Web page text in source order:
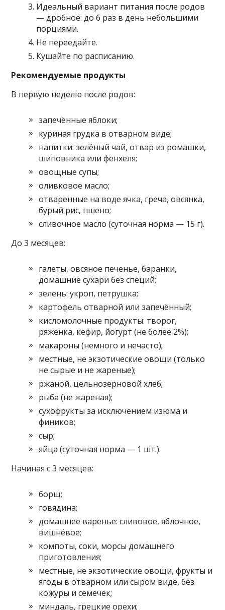
Идеальный вариант питания после родов
— дробное: до 6 раз в день небольшими
порциями.
Не переедайте.
Кушайте по расписанию.
Рекомендуемые продукты
В первую неделю после родов:
запечённые яблоки;
куриная грудка в отварном виде;
напитки: зелёный чай, отвар из ромашки,
шиповника или фенхеля;
овощные супы;
оливковое масло;
отваренные на воде ячка, греча, овсянка,
бурый рис, пшено;
сливочное масло (суточная норма — 15 г).
До 3 месяцев:
галеты, овсяное печенье, баранки,
домашние сухари без специй;
зелень: укроп, петрушка;
картофель отварной или запечённый;
кисломолочные продукты: творог,
ряженка, кефир, йогурт (не более 2%);
макароны (немного и нечасто);
местные, не экзотические овощи (только
не сырые и не жареные);
ржаной, цельнозерновой хлеб;
рыба (не жареная);
сухофрукты за исключением изюма и
фиников;
сыр;
яйца (суточная норма — 1 шт.).
Начиная с 3 месяцев:
борщ;
говядина;
домашнее варенье: сливовое, яблочное,
вишнёвое;
компоты, соки, морсы домашнего
приготовления;
местные, не экзотические овощи, фрукты и
ягоды в отварном или сыром виде, без
кожуры и семечек;
миндаль, грецкие орехи;